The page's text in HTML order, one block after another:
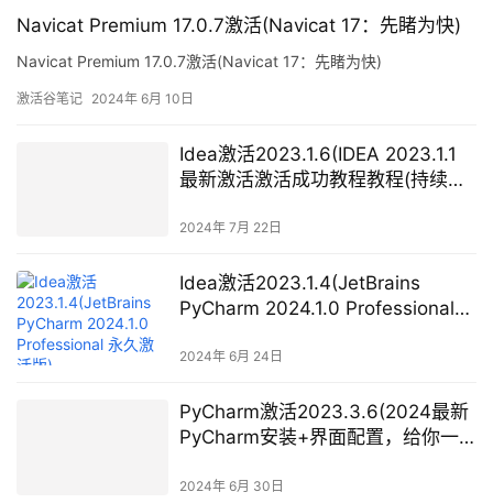
Navicat Premium 17.0.7激活(Navicat 17：先睹为快)
Navicat Premium 17.0.7激活(Navicat 17：先睹为快)
激活谷笔记 2024年 6月 10日
Idea激活2023.1.6(IDEA 2023.1.1
最新激活激活成功教程教程(持续更
2024年 7月 22日
Idea激活2023.1.4(JetBrains
PyCharm 2024.1.0 Professional
2024年 6月 24日
PyCharm激活2023.3.6(2024最新
PyCharm安装+界面配置，给你一
2024年 6月 30日